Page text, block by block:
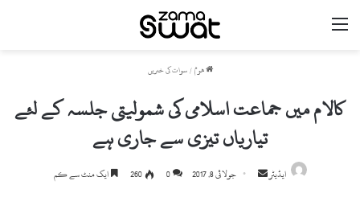
ھوم / سوات کی خبریں
کالام میں جماعت اسلامی کی شمولیتی جلسہ کے لئے
تیاریاں تیزی سے جاری ہے
ایڈیٹر جولائی 8, 2017 0
260 ایک منٹ سے کم